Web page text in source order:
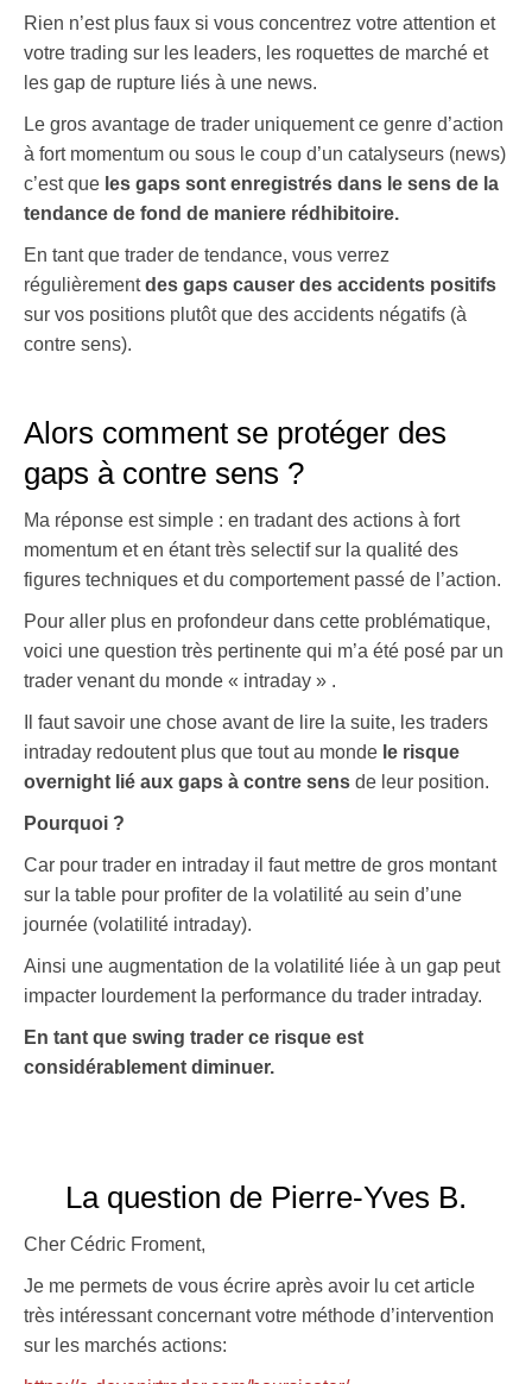
Rien n’est plus faux si vous concentrez votre attention et
votre trading sur les leaders, les roquettes de marché et
les gap de rupture liés à une news.
Le gros avantage de trader uniquement ce genre d’action
à fort momentum ou sous le coup d’un catalyseurs (news)
c’est que les gaps sont enregistrés dans le sens de la
tendance de fond de maniere rédhibitoire.
En tant que trader de tendance, vous verrez
régulièrementdes gaps causer des accidents positifs
sur vos positions plutôt que des accidents négatifs (à
contre sens).
Alors comment se protéger des
gaps à contre sens ?
Ma réponse est simple : en tradant des actions à fort
momentum et en étant très selectif sur la qualité des
figures techniques et du comportement passé de l’action.
Pour aller plus en profondeur dans cette problématique,
voici une question très pertinente qui m’a été posé par un
trader venant du monde « intraday » .
Il faut savoir une chose avant de lire la suite, les traders
intraday redoutent plus que tout au monde le risque
overnight lié aux gaps à contre sens de leur position.
Pourquoi ?
Car pour trader en intraday il faut mettre de gros montant
sur la table pour profiter de la volatilité au sein d’une
journée (volatilité intraday).
Ainsi une augmentation de la volatilité liée à un gap peut
impacter lourdement la performance du trader intraday.
En tant que swing trader ce risque est
considérablement diminuer.
La question de Pierre-Yves B.
Cher Cédric Froment,
Je me permets de vous écrire après avoir lu cet article
très intéressant concernant votre méthode d’intervention
sur les marchés actions: